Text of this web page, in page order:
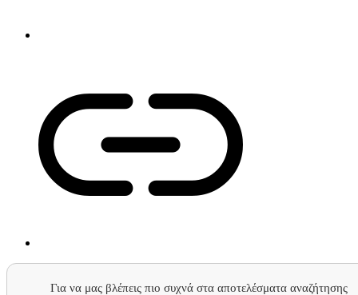
Για να μας βλέπεις πιο συχνά στα αποτελέσματα αναζήτησης